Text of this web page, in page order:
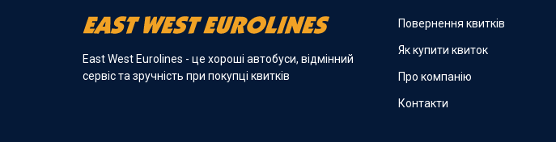
East West Eurolines - це хороші автобуси, відмінний
сервіс та зручність при покупці квитків
Повернення квитків
Як купити квиток
Про компанію
Контакти